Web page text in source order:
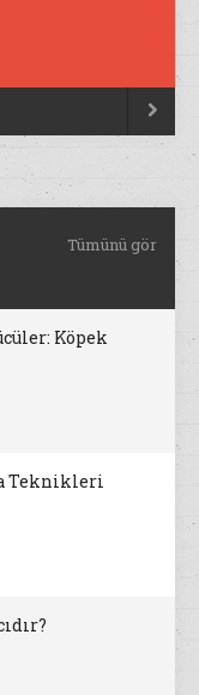

Tümünü gör
Köpek
Teknikleri